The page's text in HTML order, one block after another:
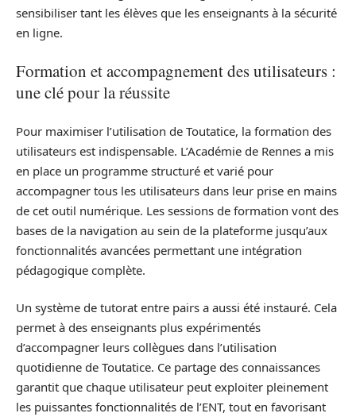
sensibiliser tant les élèves que les enseignants à la sécurité
en ligne.
Formation et accompagnement des utilisateurs :
une clé pour la réussite
Pour maximiser l’utilisation de Toutatice, la formation des
utilisateurs est indispensable. L’Académie de Rennes a mis
en place un programme structuré et varié pour
accompagner tous les utilisateurs dans leur prise en mains
de cet outil numérique. Les sessions de formation vont des
bases de la navigation au sein de la plateforme jusqu’aux
fonctionnalités avancées permettant une intégration
pédagogique complète.
Un système de tutorat entre pairs a aussi été instauré. Cela
permet à des enseignants plus expérimentés
d’accompagner leurs collègues dans l’utilisation
quotidienne de Toutatice. Ce partage des connaissances
garantit que chaque utilisateur peut exploiter pleinement
les puissantes fonctionnalités de l’ENT, tout en favorisant